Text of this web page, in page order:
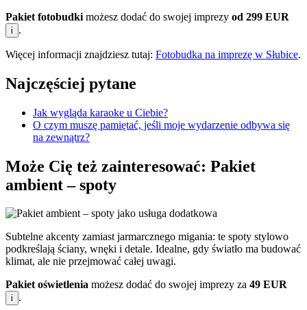
Pakiet fotobudki możesz dodać do swojej imprezy od 299 EUR
i .
Więcej informacji znajdziesz tutaj: Fotobudka na imprezę w Słubice.
Najczęściej pytane
Jak wygląda karaoke u Ciebie?
O czym muszę pamiętać, jeśli moje wydarzenie odbywa się
na zewnątrz?
Może Cię też zainteresować: Pakiet
ambient – spoty
Subtelne akcenty zamiast jarmarcznego migania: te spoty stylowo
podkreślają ściany, wnęki i detale. Idealne, gdy światło ma budować
klimat, ale nie przejmować całej uwagi.
Pakiet oświetlenia możesz dodać do swojej imprezy za 49 EUR
i .